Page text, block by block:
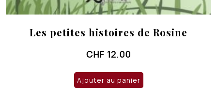
Les petites histoires de Rosine
CHF 12.00
Ajouter au panier